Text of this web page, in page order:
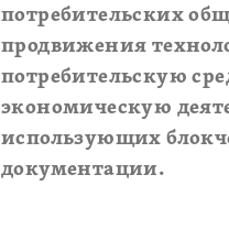
потребительских
продвижения
потребительскую
экономическую
использующих
документации.